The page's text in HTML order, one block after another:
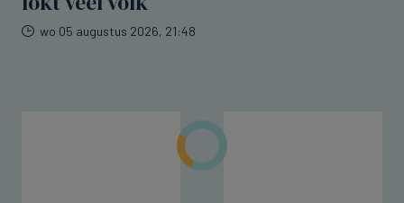
wo 05 augustus 2026, 21:48